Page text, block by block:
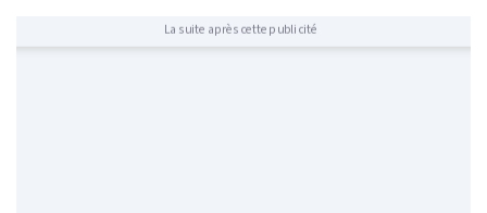
La suite après cette publicité